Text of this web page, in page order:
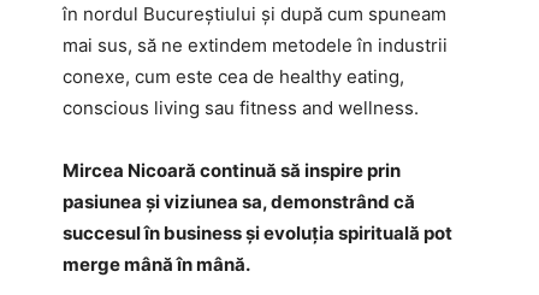
în nordul Bucureștiului și după cum spuneam
mai sus, să ne extindem metodele în industrii
conexe, cum este cea de healthy eating,
conscious living sau fitness and wellness.
Mircea Nicoară continuă să inspire prin
pasiunea și viziunea sa, demonstrând că
succesul în business și evoluția spirituală pot
merge mână în mână.